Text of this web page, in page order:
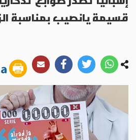
قسيمة يانصيب بمناسبة